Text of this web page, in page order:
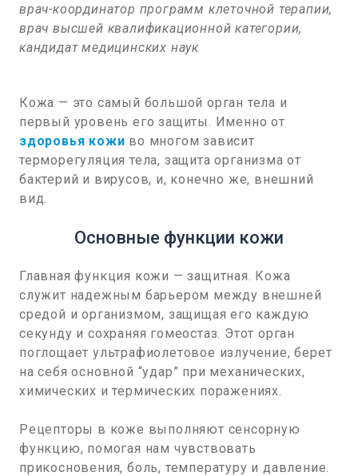
врач-координатор программ клеточной терапии,
врач высшей квалификационной категории,
кандидат медицинских наук
Кожа — это самый большой орган тела и
первый уровень его защиты. Именно от
здоровья кожи во многом зависит
терморегуляция тела, защита организма от
бактерий и вирусов, и, конечно же, внешний
вид.
Основные функции кожи
Главная функция кожи — защитная. Кожа
служит надежным барьером между внешней
средой и организмом, защищая его каждую
секунду и сохраняя гомеостаз. Этот орган
поглощает ультрафиолетовое излучение, берет
на себя основной “удар” при механических,
химических и термических поражениях.
Рецепторы в коже выполняют сенсорную
функцию, помогая нам чувствовать
прикосновения, боль, температуру и давление.